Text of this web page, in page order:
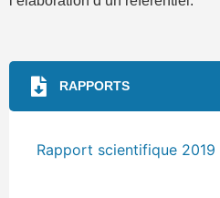
RAPPORTS
Rapport scientifique 2019